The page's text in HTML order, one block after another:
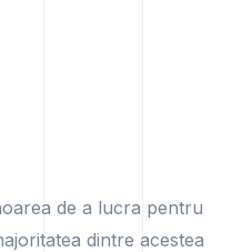
de a lucra pentru
dintre acestea